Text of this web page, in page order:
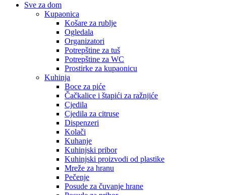
Sve za dom
Kupaonica
Košare za rublje
Ogledala
Organizatori
Potrepštine za tuš
Potrepštine za WC
Prostirke za kupaonicu
Kuhinja
Boce za piće
Čačkalice i štapići za ražnjiće
Cjedila
Cjedila za citruse
Dispenzeri
Kolači
Kuhanje
Kuhinjski pribor
Kuhinjski proizvodi od plastike
Mreže za hranu
Pečenje
Posude za čuvanje hrane